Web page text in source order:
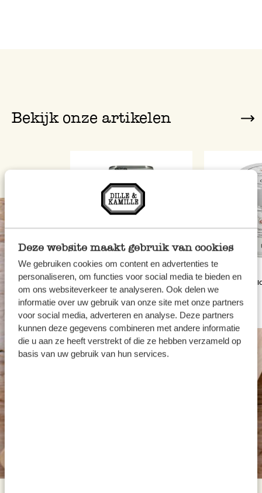
Deze website maakt gebruik van cookies
We gebruiken cookies om content en advertenties te
personaliseren, om functies voor social media te bieden en
om ons websiteverkeer te analyseren. Ook delen we
informatie over uw gebruik van onze site met onze partners
voor social media, adverteren en analyse. Deze partners
kunnen deze gegevens combineren met andere informatie
die u aan ze heeft verstrekt of die ze hebben verzameld op
basis van uw gebruik van hun services.
Bekijk onze artikelen
Olijfolie extra vierge, Spaans, om
mee te bakken, 1 l
€ 24,95
Shakshuka
€ 4,95